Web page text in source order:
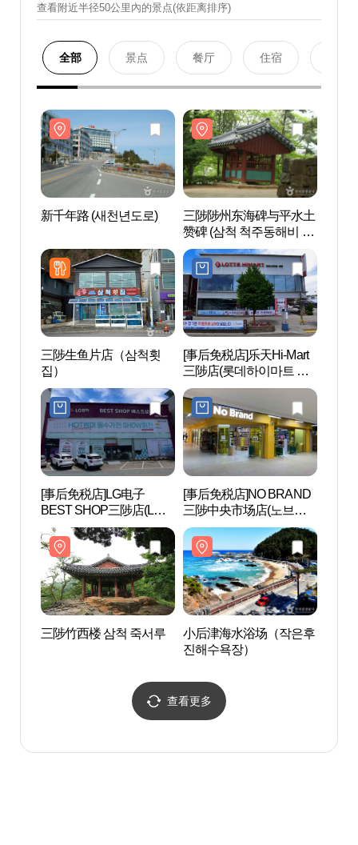
查看附近半径50公里內的景点(依距离排序)
全部 景点 餐厅 住宿
新千年路 (새천년도로)
三陟陟州东海碑与平水土
赞碑 (삼척 척주동해비 및
평수토찬비)
三陟生鱼片店（삼척횟
집）
[事后免税店]乐天Hi-Mart
三陟店(롯데하이마트 삼
척점)
[事后免税店]LG电子
BEST SHOP三陟店(LG전
자 베스트샵 삼척점)
[事后免税店]NO BRAND
三陟中央市场店(노브랜
드 삼척중앙시장점)
三陟竹西楼 삼척 죽서루
小后津海水浴场（작은후
진해수욕장）
查看更多